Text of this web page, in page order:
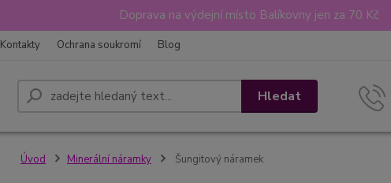
Doprava na výdejní místo Balíkovny jen za 70 Kč
Kontakty Ochrana soukromí Blog
Hledat
Úvod Minerální náramky Šungitový náramek